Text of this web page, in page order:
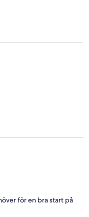
för en bra start på